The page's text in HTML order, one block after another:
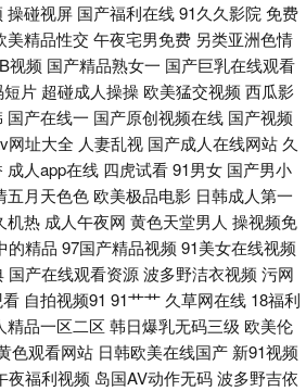
中文 麻豆五月久久 夜夜涩日韩好涩夜夜撸 91秦
欧洲精品 91免费观看免 操逼漫画在线观看 久久
码 91久久性爱网 不卡AV电影在线观看 久草福
亚洲先锋资源网 91免费国视频 www91福利视
堂色色网 91超碰在线视频 av成人导航影院 久久
福利在线视频 91午夜好看得电影网 黄天堂av
www97超碰人人干 韩日亚洲精品视频在线 三
操碰视屏 国产福利在线91久久影院 免费
美精品性交 午夜宅男免费 另类亚洲色情
视频 国产精品熟女一 国产巨乳在线观看
短片 超碰成人操操 欧美猛交视频 西瓜影
国产在线一 国产原创视频在线 国产视频
网址大全 人妻乱视 国产成人在线网站 久
成人app在线 四虎试看91男女 国产男小
五月天色色 欧美极品电影 日韩成人第一
机热 成人午夜网 黄色天堂男人 操视频免
的精品 97国产精品视频 91美女在线视频
国产在线观看资源波多野洁衣视频 污网
自拍视频91 91艹艹 久草网在线 18福利
精品一区二区 韩日爆乳无码三级 欧美伦
色观看网站 日韩欧美在线国产 新91视频
夜福利视频 岛国AV动作无码波多野吉依